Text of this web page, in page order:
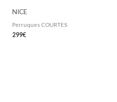
NICE
Perruques COURTES
299€